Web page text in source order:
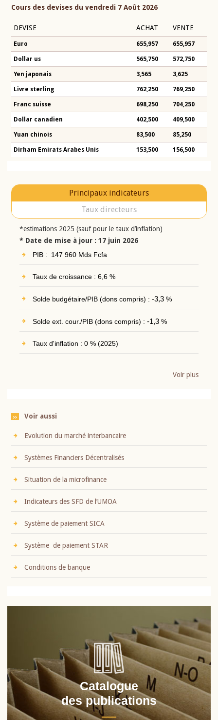
Cours des devises du vendredi 7 Août 2026
DEVISE ACHAT VENTE
Euro 655,957 655,957
Dollar us 565,750 572,750
Yen japonais 3,565 3,625
Livre sterling 762,250 769,250
Franc suisse 698,250 704,250
Dollar canadien 402,500 409,500
Yuan chinois 83,500 85,250
Dirham Emirats Arabes Unis 153,500 156,500
Principaux indicateurs
Taux directeurs
*estimations 2025 (sauf pour le taux d’inflation)
* Date de mise à jour : 17 juin 2026
PIB : 147 960 Mds Fcfa
Taux de croissance : 6,6 %
Solde budgétaire/PIB (dons compris) : -3,3%
Solde ext. cour./PIB (dons compris) : -1,3%
Taux d'inflation : 0 % (2025)
Voir plus
Voir aussi
Evolution du marché interbancaire
Systèmes Financiers Décentralisés
Situation de la microfinance
Indicateurs des SFD de l’UMOA
Système de paiement SICA
Système de paiement STAR
Conditions de banque
Catalogue
des publications